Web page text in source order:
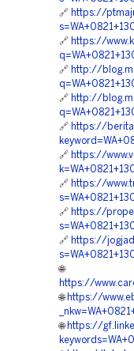
🔗 https://
🔗 https://
🔗 http://
🔗 http://
🔗 https://
🔗 https://
🔗 https://
🔗 https://
🔗 https://
🌐
https://
🌐 https://
🌐 https://